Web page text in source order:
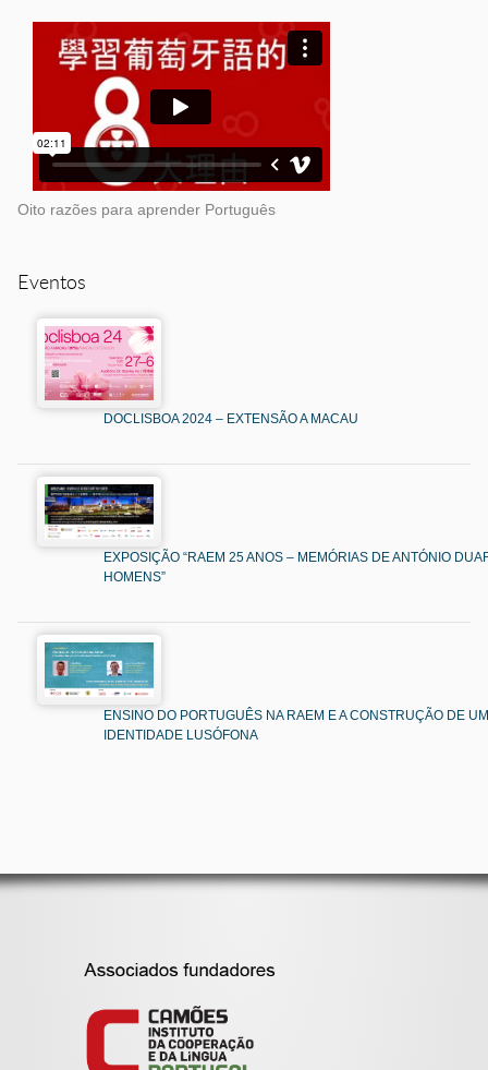
Oito razões para aprender Português
Eventos
DOCLISBOA 2024 – EXTENSÃO A MACAU
EXPOSIÇÃO “RAEM 25 ANOS – MEMÓRIAS DE ANTÓNIO
HOMENS”
ENSINO DO PORTUGUÊS NA RAEM E A CONSTRUÇÃO DE
IDENTIDADE LUSÓFONA